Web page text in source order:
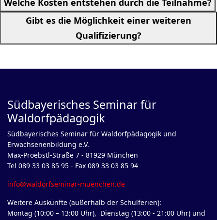
Welche Kosten entstehen durch die Teilnahme?
Gibt es die Möglichkeit einer weiteren
Qualifizierung?
Südbayerisches Seminar für
Waldorfpädagogik
Südbayerisches Seminar für Waldorfpädagogik und
Erwachsenenbildung e.V.
Max-Proebstl-Straße 7 - 81929 München
Tel 089 33 03 85 95 - Fax 089 33 03 85 94
info@waldorfseminar-muenchen.de
Weitere Auskünfte (außerhalb der Schulferien):
Montag (10:00 – 13:00 Uhr), Dienstag (13:00 - 21:00 Uhr) und